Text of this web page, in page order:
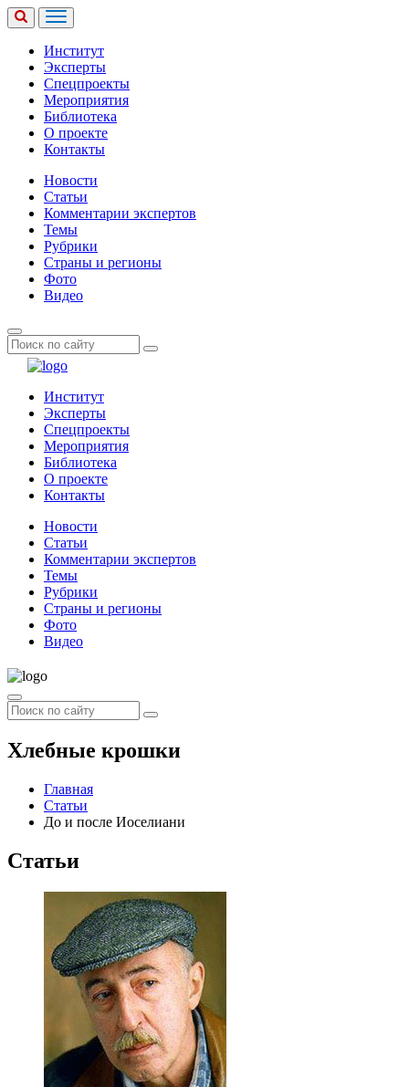
Институт
Эксперты
Спецпроекты
Мероприятия
Библиотека
О проекте
Контакты
Новости
Статьи
Комментарии экспертов
Темы
Рубрики
Страны и регионы
Фото
Видео
Институт
Эксперты
Спецпроекты
Мероприятия
Библиотека
О проекте
Контакты
Новости
Статьи
Комментарии экспертов
Темы
Рубрики
Страны и регионы
Фото
Видео
Хлебные крошки
Главная
Статьи
До и после Иоселиани
Статьи